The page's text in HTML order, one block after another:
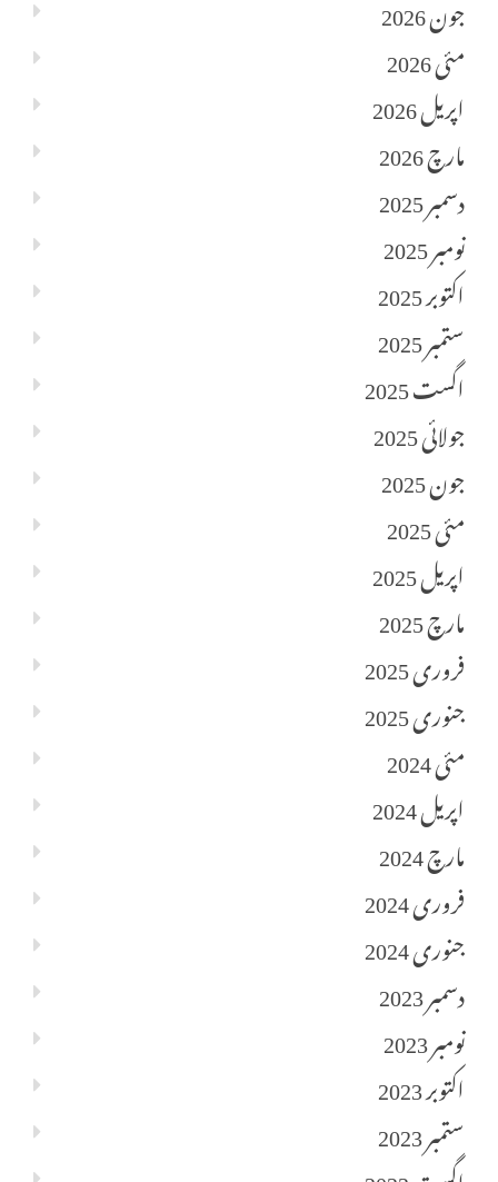
جون 2026
مئی 2026
اپریل 2026
مارچ 2026
دسمبر 2025
نومبر 2025
اکتوبر 2025
ستمبر 2025
اگست 2025
جولائی 2025
جون 2025
مئی 2025
اپریل 2025
مارچ 2025
فروری 2025
جنوری 2025
مئی 2024
اپریل 2024
مارچ 2024
فروری 2024
جنوری 2024
دسمبر 2023
نومبر 2023
اکتوبر 2023
ستمبر 2023